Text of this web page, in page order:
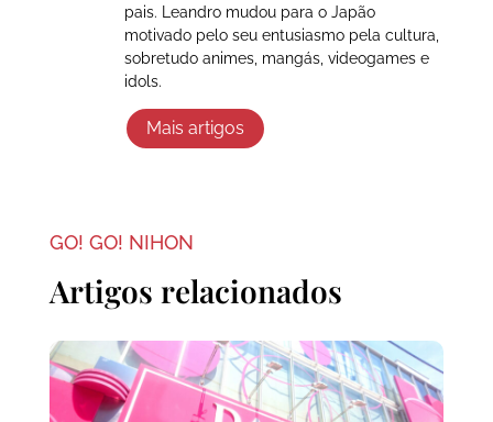
pais. Leandro mudou para o Japão
motivado pelo seu entusiasmo pela cultura,
sobretudo animes, mangás, videogames e
idols.
Mais artigos
GO! GO! NIHON
Artigos relacionados